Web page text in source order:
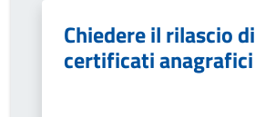
Chiedere il rilascio di
certificati anagrafici